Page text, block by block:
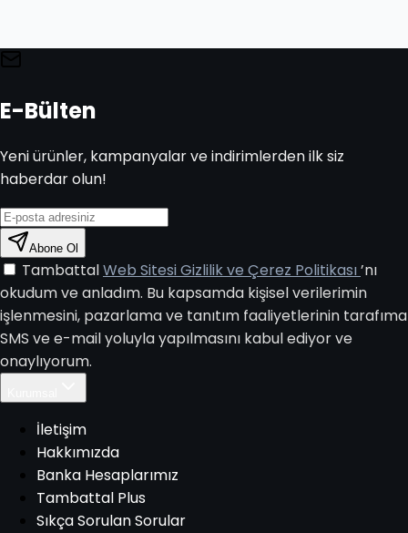
E-Bülten
Yeni ürünler, kampanyalar ve indirimlerden ilk siz
haberdar olun!
Abone Ol
TambattalWeb Sitesi Gizlilik ve Çerez Politikası’nı
okudum ve anladım. Bu kapsamda kişisel verilerimin
işlenmesini, pazarlama ve tanıtım faaliyetlerinin tarafıma
SMS ve e-mail yoluyla yapılmasını kabul ediyor ve
onaylıyorum.
İletişim
Hakkımızda
Banka Hesaplarımız
Tambattal Plus
Sıkça Sorulan Sorular